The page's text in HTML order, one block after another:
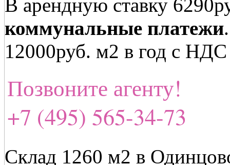
В арендную ставку
коммунальные платежи
12000руб. м2 в год с
Позвоните агенту!
+7 (495) 565-34-73
Склад 1260 м2 в